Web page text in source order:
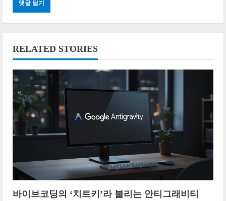
RELATED STORIES
바이브코딩의 ‘치트키’라 불리는 안티그래비티